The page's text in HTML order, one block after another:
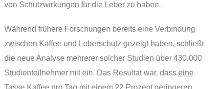
von Schutzwirkungen für die Leber zu haben.
Während frühere Forschungen bereits eine Verbindung
zwischen Kaffee und Leberschutz gezeigt haben, schließt
die neue Analyse mehrerer solcher Studien über 430.000
Studienteilnehmer mit ein. Das Resultat war, dass eine